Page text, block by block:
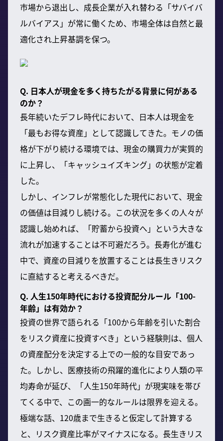
市場から退出し、成長企業が入れ替わる「サバイバ
ルバイアス」が常に働くため、市場全体は自然と最
適化され上昇基調を保つ。
Q. 日本人が現金を多く持ちたがる背景に何がある
のか？
長年続いたデフレ時代において、日本人は現金を
「最もお得な資産」として認識してきた。モノの価
格が下がり続ける環境では、現金の購買力が実質的
に上昇し、「キャッシュイズキング」の状態が定着
した。
しかし、インフレが常態化した現代において、現金
の価値は目減りし続ける。この状況を多くの人々が
認識し始めれば、「貯蓄から投資へ」という大きな
流れが加速することは不可避だろう。長寿化が進む
中で、資産の目減りを放置することは長生きリスク
に直結すると考えるべきだ。
Q. 人生150年時代における投資配分ルール「100-
年齢」は有効か？
投資の世界で語られる「100から年齢を引いた割合
をリスク資産に投資すべき」という経験則は、個人
の資産配分を決定する上での一般的な目安であっ
た。しかし、医療技術の飛躍的進化により人類の平
均寿命が延び、「人生150年時代」が現実味を帯び
てくる中で、この画一的なルールは限界を迎える。
極端な話、120歳まで生きると仮定して計算する
と、リスク資産比率がマイナスになる。長生きリス